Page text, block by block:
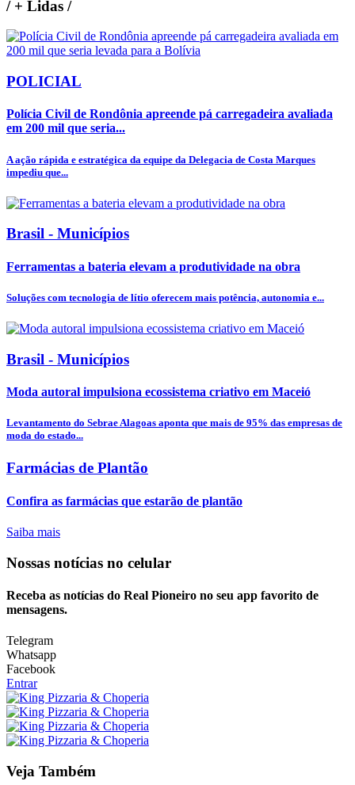
/+ Lidas /
POLICIAL
Polícia Civil de Rondônia apreende pá carregadeira avaliada
em 200 mil que seria...
A ação rápida e estratégica da equipe da Delegacia de Costa Marques
impediu que...
Brasil - Municípios
Ferramentas a bateria elevam a produtividade na obra
Soluções com tecnologia de lítio oferecem mais potência, autonomia e...
Brasil - Municípios
Moda autoral impulsiona ecossistema criativo em Maceió
Levantamento do Sebrae Alagoas aponta que mais de 95% das empresas de
moda do estado...
Farmácias de Plantão
Confira as farmácias que estarão de plantão
Saiba mais
Nossas notícias no celular
Receba as notícias do Real Pioneiro no seu app favorito de
mensagens.
Telegram
Whatsapp
Facebook
Entrar
Veja Também